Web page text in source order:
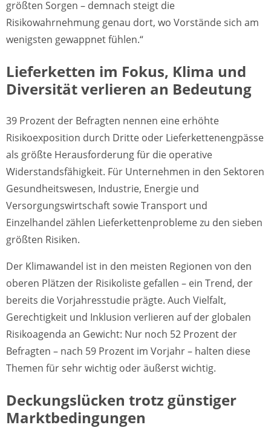
größten Sorgen – demnach steigt die
Risikowahrnehmung genau dort, wo Vorstände sich am
wenigsten gewappnet fühlen.“
Lieferketten im Fokus, Klima und
Diversität verlieren an Bedeutung
39 Prozent der Befragten nennen eine erhöhte
Risikoexposition durch Dritte oder Lieferkettenengpässe
als größte Herausforderung für die operative
Widerstandsfähigkeit. Für Unternehmen in den Sektoren
Gesundheitswesen, Industrie, Energie und
Versorgungswirtschaft sowie Transport und
Einzelhandel zählen Lieferkettenprobleme zu den sieben
größten Risiken.
Der Klimawandel ist in den meisten Regionen von den
oberen Plätzen der Risikoliste gefallen – ein Trend, der
bereits die Vorjahresstudie prägte. Auch Vielfalt,
Gerechtigkeit und Inklusion verlieren auf der globalen
Risikoagenda an Gewicht: Nur noch 52 Prozent der
Befragten – nach 59 Prozent im Vorjahr – halten diese
Themen für sehr wichtig oder äußerst wichtig.
Deckungslücken trotz günstiger
Marktbedingungen